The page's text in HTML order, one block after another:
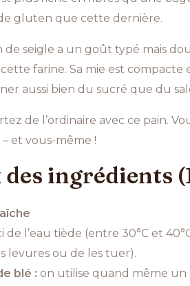
gluten que cette dernière.
de seigle a un goût typé mais
farine. Sa mie est compacte
aussi bien du sucré que du
de l’ordinaire avec ce pain.
et vous-même !
des ingrédients
de l’eau tiède (entre 30°C et
levures ou de les tuer).
blé : on utilise quand même